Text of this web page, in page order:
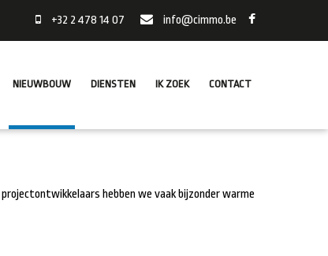
info@cimmo.be
+32 2 478 14 07
NIEUWBOUW DIENSTEN IK ZOEK CONTACT
hebben we vaak bijzonder warme